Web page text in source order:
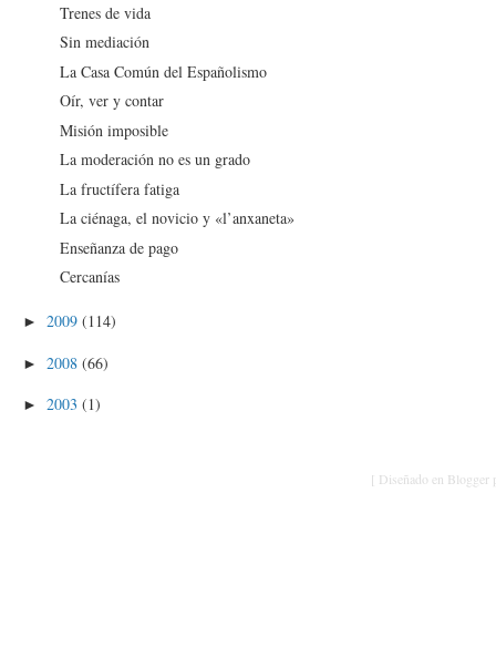
Trenes de vida
Sin mediación
La Casa Común del Españolismo
Oír, ver y contar
Misión imposible
La moderación no es un grado
La fructífera fatiga
La ciénaga, el novicio y «l’anxaneta»
Enseñanza de pago
Cercanías
► 2009 (114)
► 2008 (66)
► 2003 (1)
[ Diseñado en Blogger